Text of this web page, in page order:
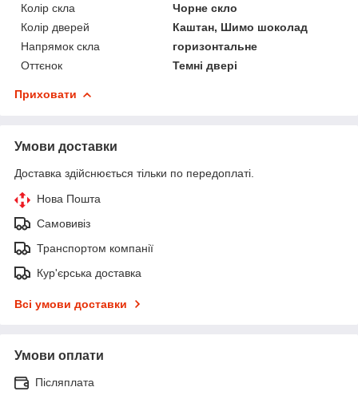
Колір скла
Чорне скло
Колір дверей
Каштан, Шимо шоколад
Напрямок скла
горизонтальне
Оттєнок
Темні двері
Приховати
Умови доставки
Доставка здійснюється тільки по передоплаті.
Нова Пошта
Самовивіз
Транспортом компанії
Кур'єрська доставка
Всі умови доставки
Умови оплати
Післяплата